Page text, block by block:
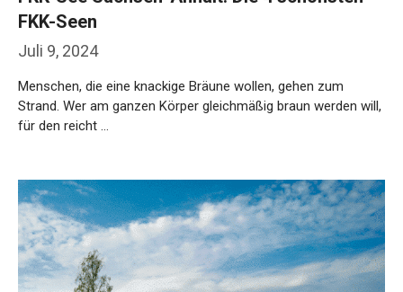
Juli 9, 2024
FKK-Seen
Menschen, die eine knackige Bräune wollen, gehen zum
Strand. Wer am ganzen Körper gleichmäßig braun werden will,
für den reicht …